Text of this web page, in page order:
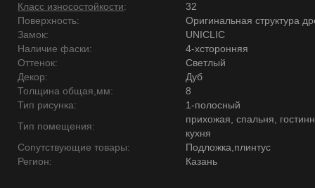
Класс износостойкости:
32
Поверхность:
Оригинальная структура
Замок:
UNICLIC
Наличие фаски:
4-хсторонняя
Оттенок:
Светлый
Декор:
Дуб
Толщина общая,мм:
8
Тип рисунка:
1-полосный
Тип помещения:
прихожая, спальня,
кухня
Сопутствующие товары:
Подложка,плинтус
Регион:
Казань